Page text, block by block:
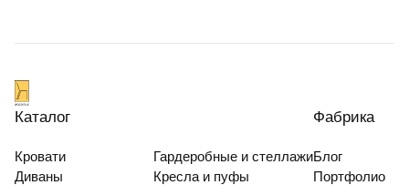
Каталог
Кровати
Диваны
Гардеробные и стеллажи
Кресла и пуфы
Фабрика
Блог
Портфолио